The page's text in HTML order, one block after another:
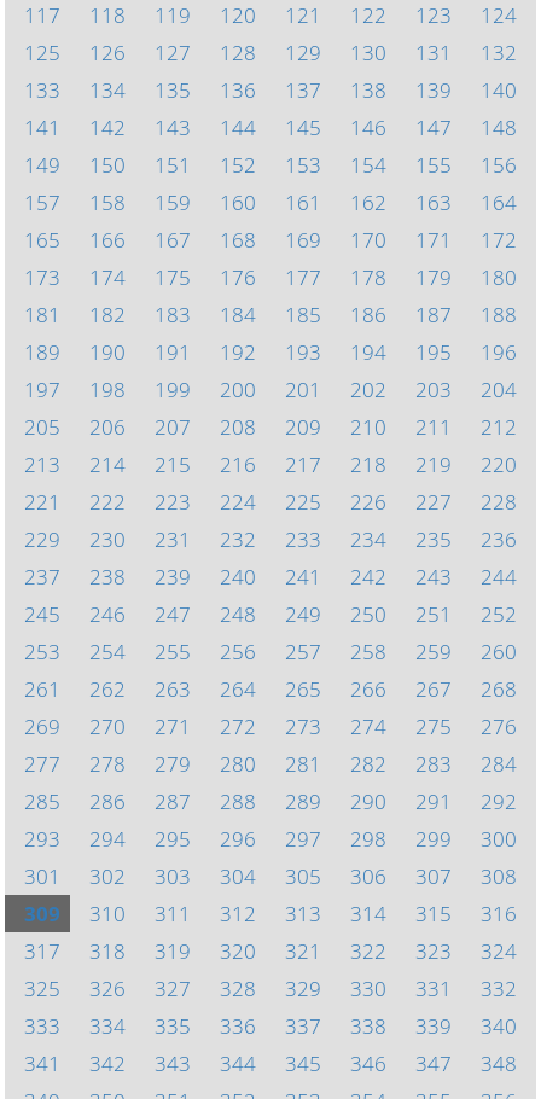
117
118 119 120 121 122 123
124
125
126 127 128 129 130 131
132
133
134 135 136 137 138 139
140
141
142 143 144 145 146 147
148
149
150 151 152 153 154 155
156
157
158 159 160 161 162 163
164
165
166 167 168 169 170 171
172
173
174 175 176 177 178 179
180
181
182 183 184 185 186 187
188
189
190 191 192 193 194 195
196
197
198 199 200 201 202 203
204
205
206 207 208 209 210 211
212
213
214 215 216 217 218 219
220
221
222 223 224 225 226 227
228
229
230 231 232 233 234 235
236
237
238 239 240 241 242 243
244
245
246 247 248 249 250 251
252
253
254 255 256 257 258 259
260
261
262 263 264 265 266 267
268
269
270 271 272 273 274 275
276
277
278 279 280 281 282 283
284
285
286 287 288 289 290 291
292
293
294 295 296 297 298 299
300
301
302 303 304 305 306 307
308
309
310 311 312 313 314 315
316
317
318 319 320 321 322 323
324
325
326 327 328 329 330 331
332
333
334 335 336 337 338 339
340
341
342 343 344 345 346 347
348